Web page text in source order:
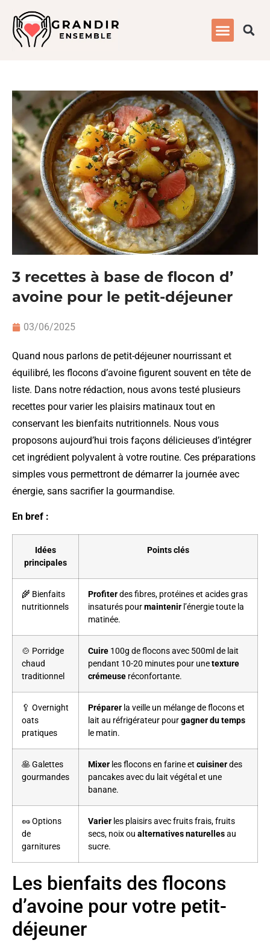
3 recettes à base de flocon d’
avoine pour le petit-déjeuner
03/06/2025
Quand nous parlons de petit-déjeuner nourrissant et
équilibré, les flocons d’avoine figurent souvent en tête de
liste. Dans notre rédaction, nous avons testé plusieurs
recettes pour varier les plaisirs matinaux tout en
conservant les bienfaits nutritionnels. Nous vous
proposons aujourd’hui trois façons délicieuses d’intégrer
cet ingrédient polyvalent à votre routine. Ces préparations
simples vous permettront de démarrer la journée avec
énergie, sans sacrifier la gourmandise.
En bref :
Idées
principales
Points clés
🌾 Bienfaits
nutritionnels
Profiterdes fibres, protéines et acides gras
insaturés pourmaintenir l’énergie toute la
matinée.
🍲 Porridge
chaud
traditionnel
Cuire 100g de flocons avec 500ml de lait
pendant 10-20 minutes pour unetexture
crémeuse réconfortante.
🥄 Overnight
oats
pratiques
Préparer la veille un mélange de flocons et
lait au réfrigérateur pourgagner du temps
le matin.
🥞 Galettes
gourmandes
Mixer les flocons en farine et cuisinerdes
pancakes avec du lait végétal et une
banane.
🥜 Options
de
garnitures
Varier les plaisirs avec fruits frais, fruits
secs, noix ou alternatives naturellesau
sucre.
Les bienfaits des flocons
d’avoine pour votre petit-
déjeuner